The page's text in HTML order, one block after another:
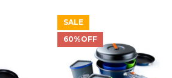
SALE
60%OFF